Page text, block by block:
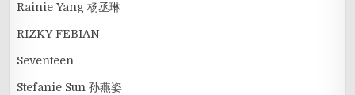
Rainie Yang 杨丞琳
RIZKY FEBIAN
Seventeen
Stefanie Sun 孙燕姿